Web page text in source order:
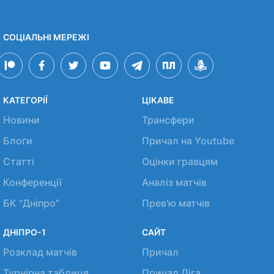
СОЦІАЛЬНІ МЕРЕЖІ
КАТЕГОРІЇ
Новини
Блоги
Статті
Конференції
БК "Дніпро"
ЦІКАВЕ
Трансфери
Причал на Youtube
Оцінки гравцям
Аналіз матчів
Прев'ю матчів
ДНІПРО-1
Розклад матчів
САЙТ
Причал